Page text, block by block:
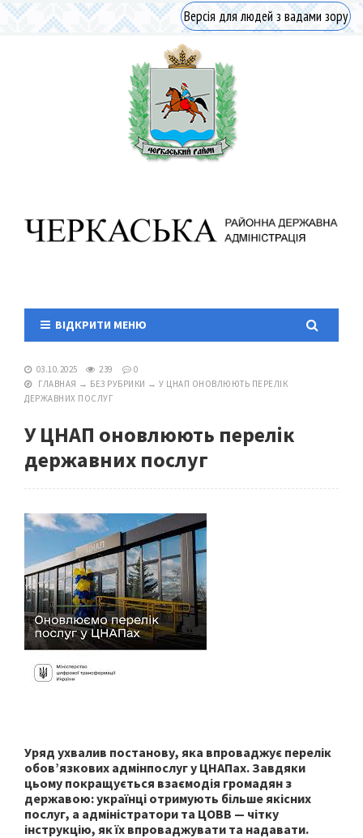
Версія для людей з вадами зору
ВІДКРИТИ МЕНЮ
03.10.2025 239
0
ГЛАВНАЯ → БЕЗ РУБРИКИ → У ЦНАП ОНОВЛЮЮТЬ ПЕРЕЛІК
ДЕРЖАВНИХ ПОСЛУГ
У ЦНАП оновлюють перелік
державних послуг
Уряд ухвалив постанову, яка впроваджує перелік
обов’язкових адмінпослуг у ЦНАПах. Завдяки
цьому покращується взаємодія громадян з
державою: українці отримують більше якісних
послуг, а адміністратори та ЦОВВ — чітку
інструкцію, як їх впроваджувати та надавати.